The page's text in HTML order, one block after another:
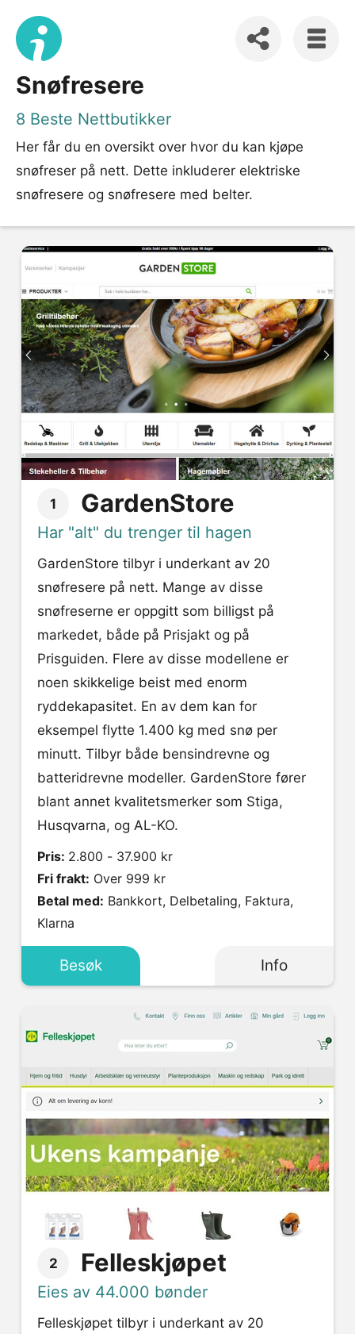
Snøfresere
8 Beste Nettbutikker
Her får du en oversikt over hvor du kan kjøpe
snøfreser på nett. Dette inkluderer elektriske
snøfresere og snøfresere med belter.
1 GardenStore
Har "alt" du trenger til hagen
GardenStore tilbyr i underkant av 20
snøfresere på nett. Mange av disse
snøfreserne er oppgitt som billigst på
markedet, både på Prisjakt og på
Prisguiden. Flere av disse modellene er
noen skikkelige beist med enorm
ryddekapasitet. En av dem kan for
eksempel flytte 1.400 kg med snø per
minutt. Tilbyr både bensindrevne og
batteridrevne modeller. GardenStore fører
blant annet kvalitetsmerker som Stiga,
Husqvarna, og AL-KO.
Pris: 2.800 - 37.900 kr
Fri frakt: Over 999 kr
Betal med:
Klarna
Besøk Info
2 Felleskjøpet
Eies av 44.000 bønder
Felleskjøpet tilbyr i underkant av 20